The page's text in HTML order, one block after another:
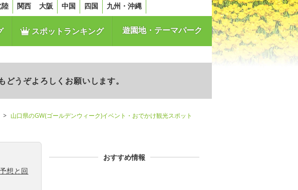
関西 大阪 中国 四国 九州・沖縄
スポットランキング 遊園地・テーマパーク
うぞよろしくお願いします。
山口県のGW(ゴールデンウィーク)イベント・おでかけ観光スポット
想と回
おすすめ情報